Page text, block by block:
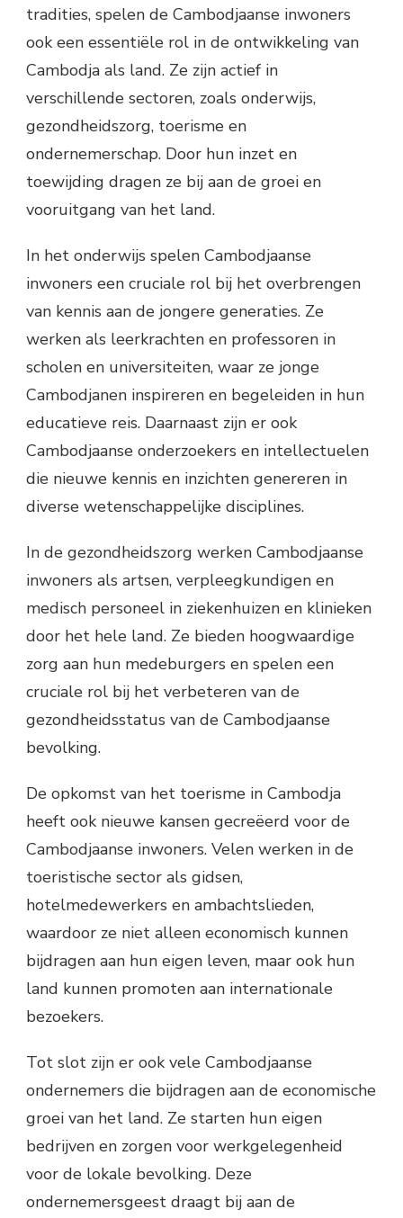
tradities, spelen de Cambodjaanse inwoners
ook een essentiële rol in de ontwikkeling van
Cambodja als land. Ze zijn actief in
verschillende sectoren, zoals onderwijs,
gezondheidszorg, toerisme en
ondernemerschap. Door hun inzet en
toewijding dragen ze bij aan de groei en
vooruitgang van het land.
In het onderwijs spelen Cambodjaanse
inwoners een cruciale rol bij het overbrengen
van kennis aan de jongere generaties. Ze
werken als leerkrachten en professoren in
scholen en universiteiten, waar ze jonge
Cambodjanen inspireren en begeleiden in hun
educatieve reis. Daarnaast zijn er ook
Cambodjaanse onderzoekers en intellectuelen
die nieuwe kennis en inzichten genereren in
diverse wetenschappelijke disciplines.
In de gezondheidszorg werken Cambodjaanse
inwoners als artsen, verpleegkundigen en
medisch personeel in ziekenhuizen en klinieken
door het hele land. Ze bieden hoogwaardige
zorg aan hun medeburgers en spelen een
cruciale rol bij het verbeteren van de
gezondheidsstatus van de Cambodjaanse
bevolking.
De opkomst van het toerisme in Cambodja
heeft ook nieuwe kansen gecreëerd voor de
Cambodjaanse inwoners. Velen werken in de
toeristische sector als gidsen,
hotelmedewerkers en ambachtslieden,
waardoor ze niet alleen economisch kunnen
bijdragen aan hun eigen leven, maar ook hun
land kunnen promoten aan internationale
bezoekers.
Tot slot zijn er ook vele Cambodjaanse
ondernemers die bijdragen aan de economische
groei van het land. Ze starten hun eigen
bedrijven en zorgen voor werkgelegenheid
voor de lokale bevolking. Deze
ondernemersgeest draagt bij aan de